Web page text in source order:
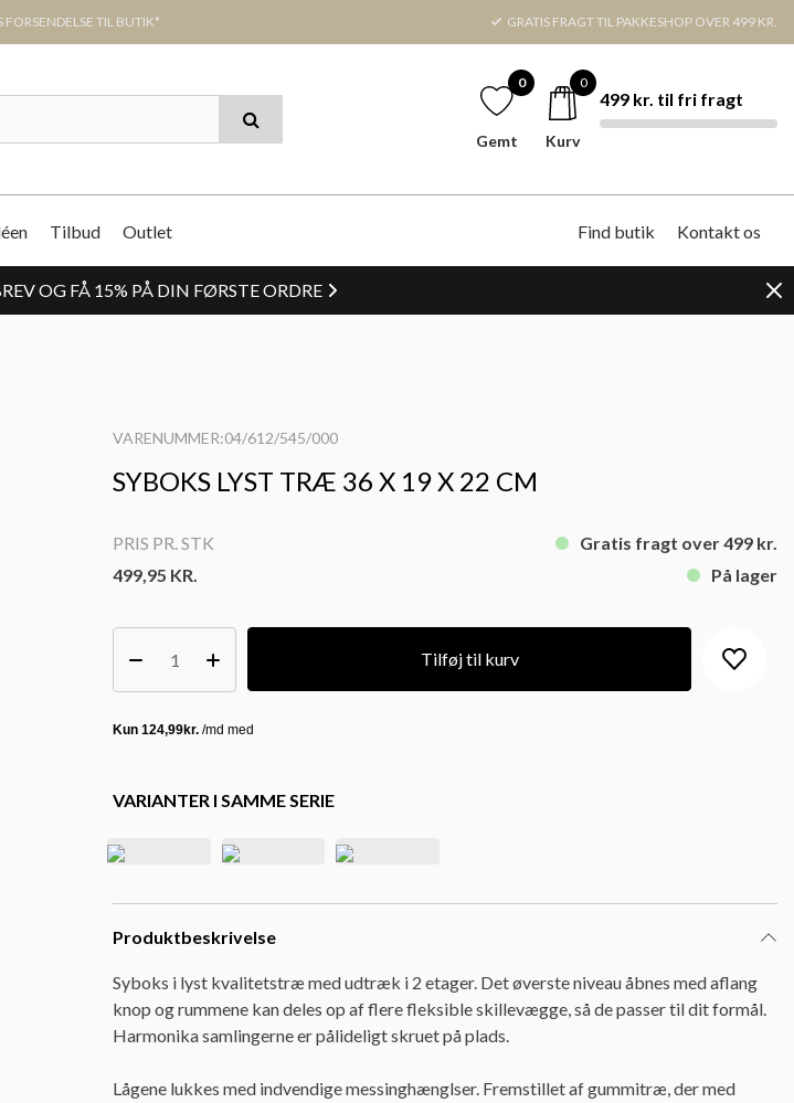
FORSENDELSE TIL BUTIK* GRATIS FRAGT TIL PAKKESHOP OVER 499 KR.
0
Gemt
0
Kurv
499 kr. til fri fragt
Tilbud Outlet Find butik Kontakt os
OG FÅ 15% PÅ DIN FØRSTE ORDRE
VARENUMMER:04/612/545/000
SYBOKS LYST TRÆ 36 X 19 X 22 CM
PRIS PR. STK
499,95 KR.
Gratis fragt over 499 kr.
På lager
Tilføj til kurv
VARIANTER I SAMME SERIE
Produktbeskrivelse
Syboks i lyst kvalitetstræ med udtræk i 2 etager. Det øverste niveau åbnes med aflang
knop og rummene kan deles op af flere fleksible skillevægge, så de passer til dit formål.
Harmonika samlingerne er pålideligt skruet på plads.
Lågene lukkes med indvendige messinghænglser. Fremstillet af gummitræ, der med